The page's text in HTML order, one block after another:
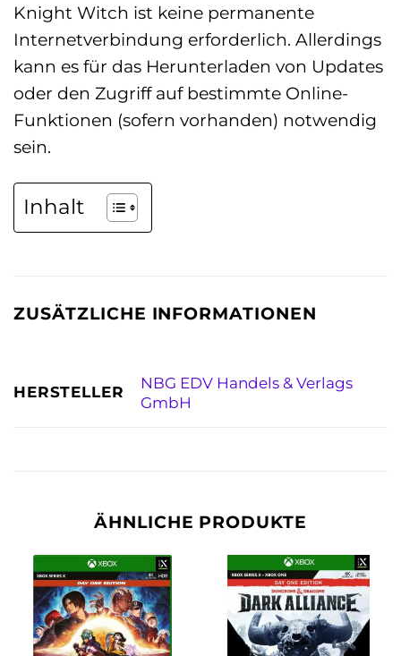
Knight Witch ist keine permanente
Internetverbindung erforderlich. Allerdings
kann es für das Herunterladen von Updates
oder den Zugriff auf bestimmte Online-
Funktionen (sofern vorhanden) notwendig
sein.
Inhalt
ZUSÄTZLICHE INFORMATIONEN
HERSTELLER
NBG EDV Handels & Verlags
GmbH
ÄHNLICHE PRODUKTE